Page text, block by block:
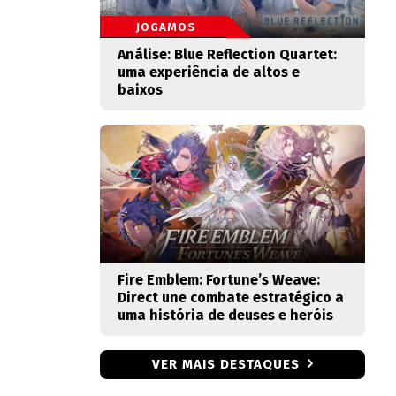
JOGAMOS
Análise: Blue Reflection Quartet:
uma experiência de altos e
baixos
Fire Emblem: Fortune’s Weave:
Direct une combate estratégico a
uma história de deuses e heróis
VER MAIS DESTAQUES